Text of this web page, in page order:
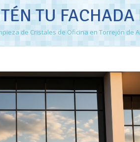
TU
de Cristales de Oficina en Torrejón de